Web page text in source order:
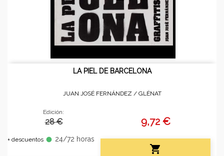
LA PIEL DE BARCELONA
JUAN JOSÉ FERNÁNDEZ / GLÉNAT
Edición:
28 €
+ descuentos fiber_manual_record 24/72 horas
9,72 €
